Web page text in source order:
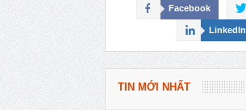
Facebook
LinkedIn
TIN MỚI NHẤT